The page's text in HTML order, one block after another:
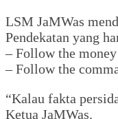
LSM JaMWas
Pendekatan yang
– Follow the
– Follow the
“Kalau fakta
Ketua JaMWas.